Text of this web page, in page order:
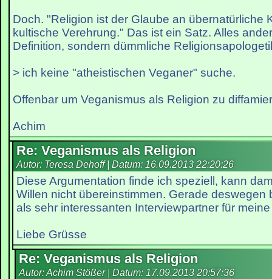
Doch. "Religion ist der Glaube an übernatürliche
kultische Verehrung." Das ist ein Satz. Alles
Definition, sondern dümmliche
> ich keine "atheistischen Veganer" suche.
Offenbar um Veganismus als Religion zu
Achim
Re: Veganismus als Religion
Autor: Teresa Dehoff | Datum: 16.09.2013 22:20:26
Diese Argumentation finde ich speziell, kann
Willen nicht übereinstimmen. Gerade deswegen
als sehr interessanten Interviewpartner für
Liebe Grüsse
Re: Veganismus als Religion
Autor: Achim Stößer | Datum: 17.09.2013 20:57:36